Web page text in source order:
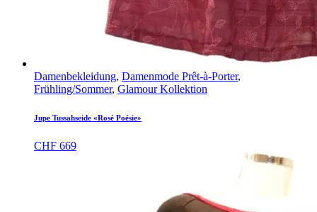
Damenbekleidung, Damenmode Prêt-à-Porter,
Frühling/Sommer, Glamour Kollektion
Jupe Tussahseide «Rosé Poésie»
CHF 669